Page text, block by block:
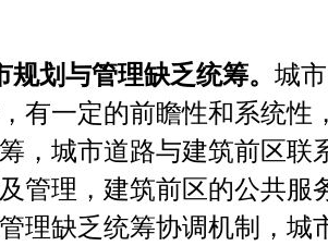
规划与管理缺乏统筹。 城
有一定的前瞻性和系统
，城市道路与建筑前区
管理，建筑前区的公共服
理缺乏统筹协调机制，城